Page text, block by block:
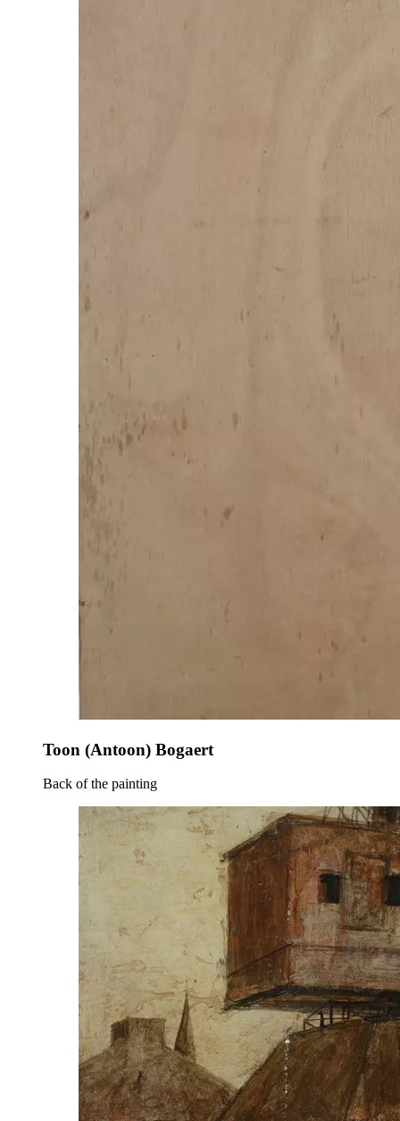
Toon (Antoon) Bogaert
Back of the painting